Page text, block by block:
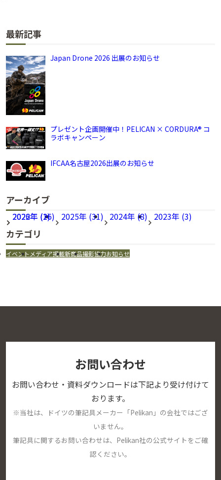
最新記事
Japan Drone 2026 出展のお知らせ
プレゼント企画開催中！PELICAN × CORDURA® コ
ラボキャンペーン
IFCAA名古屋2026出展のお知らせ
アーカイブ
2026年 (16) 2025年 (31) 2024年 (8) 2023年 (3)
2022年 (2)
カテゴリ
イベント メディア掲載新商品撮影協力お知らせ
お問い合わせ
お問い合わせ・資料ダウンロードは下記より受け付けて
おります。
※当社は、ドイツの筆記具メーカー「Pelikan」の会社ではござ
いません。
筆記具に関するお問い合わせは、Pelikan社の公式サイトをご確
認ください。